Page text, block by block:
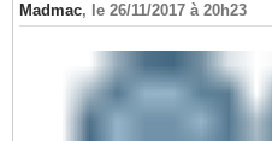
Madmac, le 26/11/2017 à 20h23